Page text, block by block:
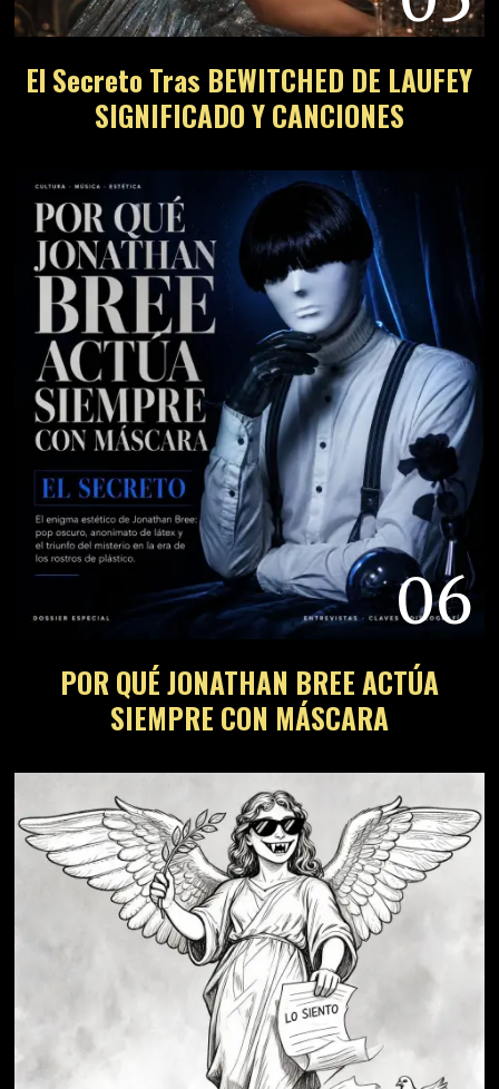
El Secreto Tras BEWITCHED DE LAUFEY
SIGNIFICADO Y CANCIONES
06
POR QUÉ JONATHAN BREE ACTÚA
SIEMPRE CON MÁSCARA